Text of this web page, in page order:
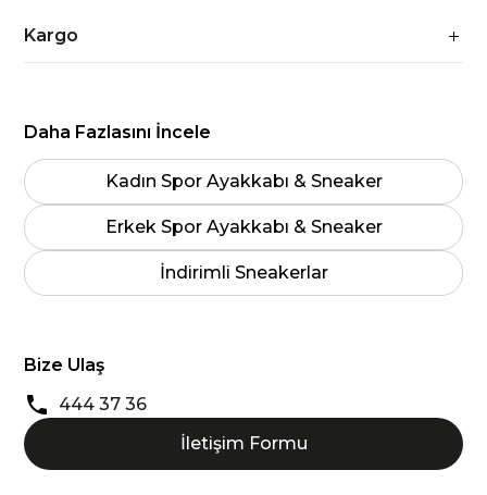
Kargo
Daha Fazlasını İncele
Kadın Spor Ayakkabı & Sneaker
Erkek Spor Ayakkabı & Sneaker
İndirimli Sneakerlar
Bize Ulaş
444 37 36
İletişim Formu